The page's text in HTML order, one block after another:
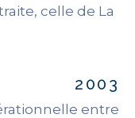
celle de La
2003
entre